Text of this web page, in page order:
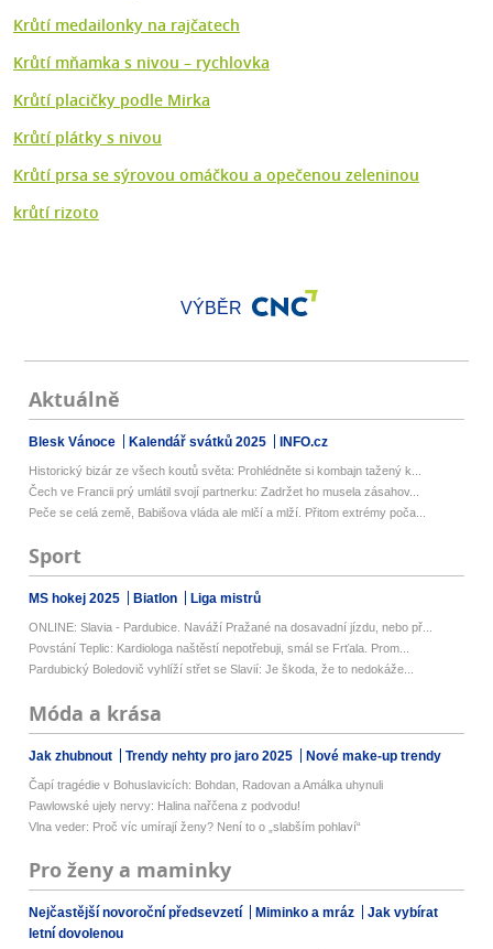
Krůtí medailonky na rajčatech
Krůtí mňamka s nivou – rychlovka
Krůtí placičky podle Mirka
Krůtí plátky s nivou
Krůtí prsa se sýrovou omáčkou a opečenou zeleninou
krůtí rizoto
VÝBĚR
Aktuálně
Blesk Vánoce Kalendář svátků 2025 INFO.cz
Historický bizár ze všech koutů světa: Prohlédněte si kombajn tažený k...
Čech ve Francii prý umlátil svojí partnerku: Zadržet ho musela zásahov...
Peče se celá země, Babišova vláda ale mlčí a mlží. Přitom extrémy poča...
Sport
MS hokej 2025 Biatlon Liga mistrů
ONLINE: Slavia - Pardubice. Naváží Pražané na dosavadní jízdu, nebo př...
Povstání Teplic: Kardiologa naštěstí nepotřebuji, smál se Frťala. Prom...
Pardubický Boledovič vyhlíží střet se Slavií: Je škoda, že to nedokáže...
Móda a krása
Jak zhubnout Trendy nehty pro jaro 2025 Nové make-up trendy
Čapí tragédie v Bohuslavicích: Bohdan, Radovan a Amálka uhynuli
Pawlowské ujely nervy: Halina nařčena z podvodu!
Vlna veder: Proč víc umírají ženy? Není to o „slabším pohlaví“
Pro ženy a maminky
Nejčastější novoroční předsevzetí Miminko a mráz
Jak vybírat
letní dovolenou